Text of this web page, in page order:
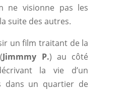
ne visionne pas les
suite des autres.
un film traitant de la
Jimmmy P.) au côté
la vie d’un
dans un quartier de